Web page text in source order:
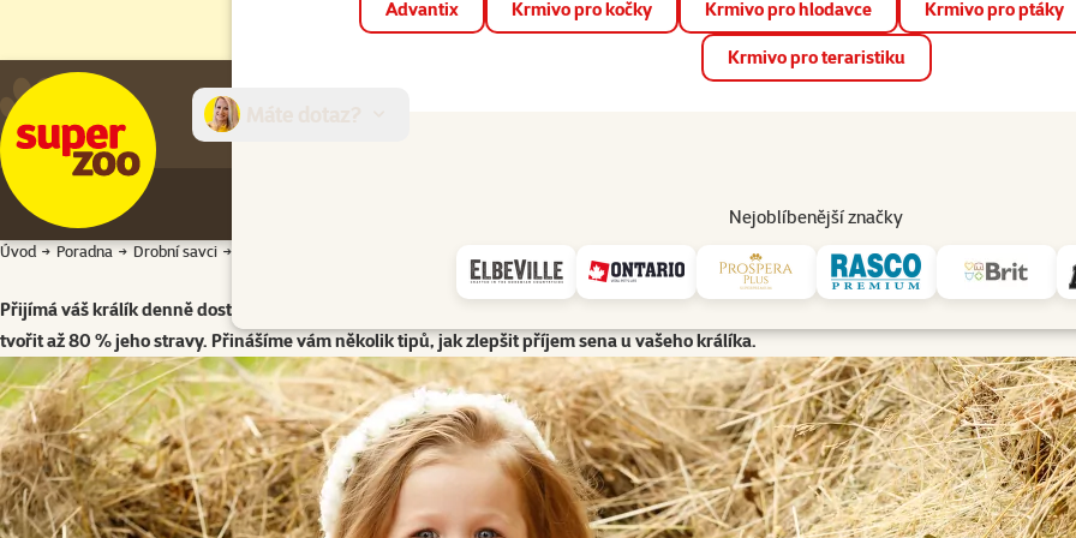
📱 Stáhněte si novou aplikaci Super zoo.Více informací
Advantix Krmivo pro kočky Krmivo pro hlodavce Krmivo pro ptáky
Krmivo pro teraristiku
Nejoblíbenější značky
Prodejny Služby
Úvod Poradna Drobní savci
Problém s příjmem sena u králíků
Přijímá váš králík denně dostatečné množství sena? Proč jej někdy odmítá? Tuto otázku si často klade nejedna chovatelka či
tvořit až 80 % jeho stravy. Přinášíme vám několik tipů, jak zlepšit příjem sena u vašeho králíka.